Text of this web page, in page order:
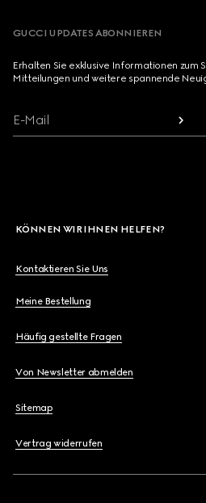
GUCCI UPDATES ABONNIEREN
Erhalten Sie exklusive Informationen zum
Mitteilungen und weitere spannende
E-Mail
KÖNNEN WIR IHNEN HELFEN?
Kontaktieren Sie Uns
Meine Bestellung
Häufig gestellte Fragen
Von Newsletter abmelden
Sitemap
Vertrag widerrufen